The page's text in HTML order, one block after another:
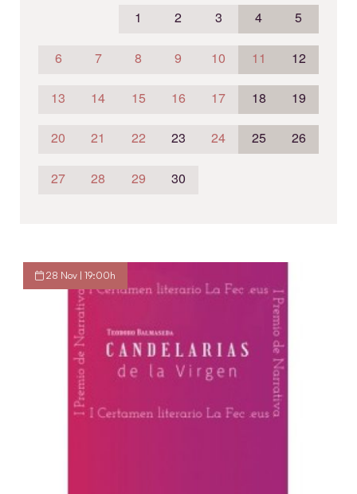
1
2 3 4 5
6 7 8 9 10 11 12
13 14 15 16 17 18 19
20 21 22 23 24 25 26
27 28 29 30
28 Nov | 19:00h